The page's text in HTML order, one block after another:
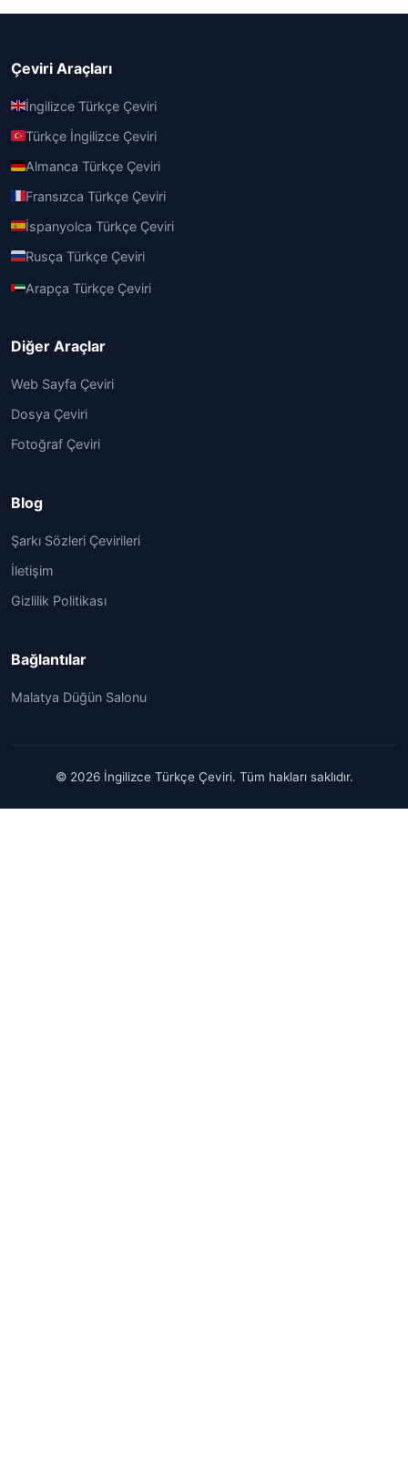
Çeviri Araçları
İngilizce Türkçe Çeviri
Türkçe İngilizce Çeviri
Almanca Türkçe Çeviri
Fransızca Türkçe Çeviri
İspanyolca Türkçe Çeviri
Rusça Türkçe Çeviri
Arapça Türkçe Çeviri
Diğer Araçlar
Web Sayfa Çeviri
Dosya Çeviri
Fotoğraf Çeviri
Blog
Şarkı Sözleri Çevirileri
İletişim
Gizlilik Politikası
Bağlantılar
Malatya Düğün Salonu
© 2026 İngilizce Türkçe Çeviri. Tüm hakları saklıdır.